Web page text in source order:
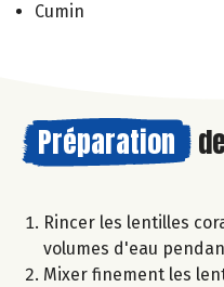
Cumin
Préparation
Rincer les lentilles
volumes d'eau
Mixer finement les